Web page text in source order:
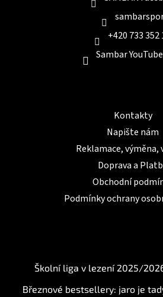
+420 733 352
Sambar
Kontakty
Napište nám
Reklamace, výměna,
Doprava a
Obchodní
Podmínky ochrany
Školní liga v lezení 2025/
Březnové bestsellery: jaro je